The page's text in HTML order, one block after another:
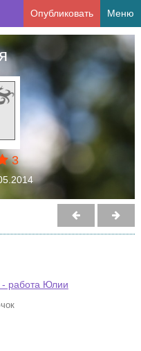
Опубликовать Меню
3
- работа Юлии